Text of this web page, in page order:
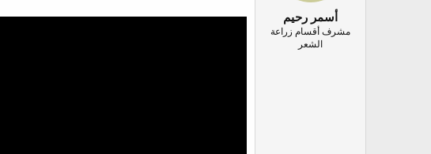
د
ء
أسمر رحيم
مشرف أقسام زراعة
الشعر